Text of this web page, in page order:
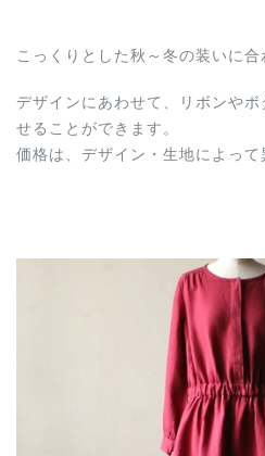
こっくりとした秋～冬の装いに合
デザインにあわせて、リボンや
せることができます。
価格は、デザイン・生地によって